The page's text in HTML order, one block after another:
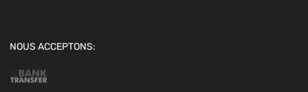
NOUS ACCEPTONS: